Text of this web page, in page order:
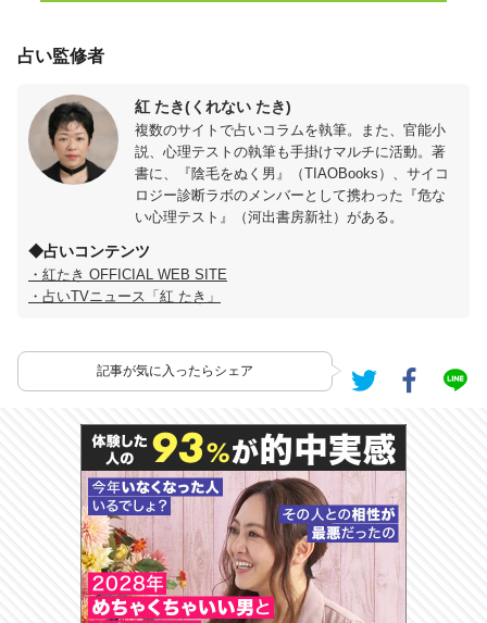
占い監修者
紅 たき(くれない たき)
複数のサイトで占いコラムを執筆。また、官能小
説、心理テストの執筆も手掛けマルチに活動。著
書に、『陰毛をぬく男』（TIAOBooks）、サイコ
ロジー診断ラボのメンバーとして携わった『危な
い心理テスト』（河出書房新社）がある。
◆占いコンテンツ
・紅たき OFFICIAL WEB SITE
・占いTVニュース「紅 たき」
記事が気に入ったらシェア